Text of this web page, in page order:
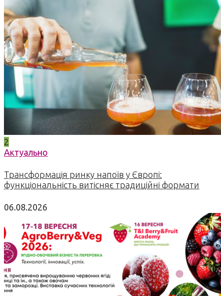
2
Актуально
Трансформація ринку напоїв у Європі:
функціональність витісняє традиційні формати
06.08.2026